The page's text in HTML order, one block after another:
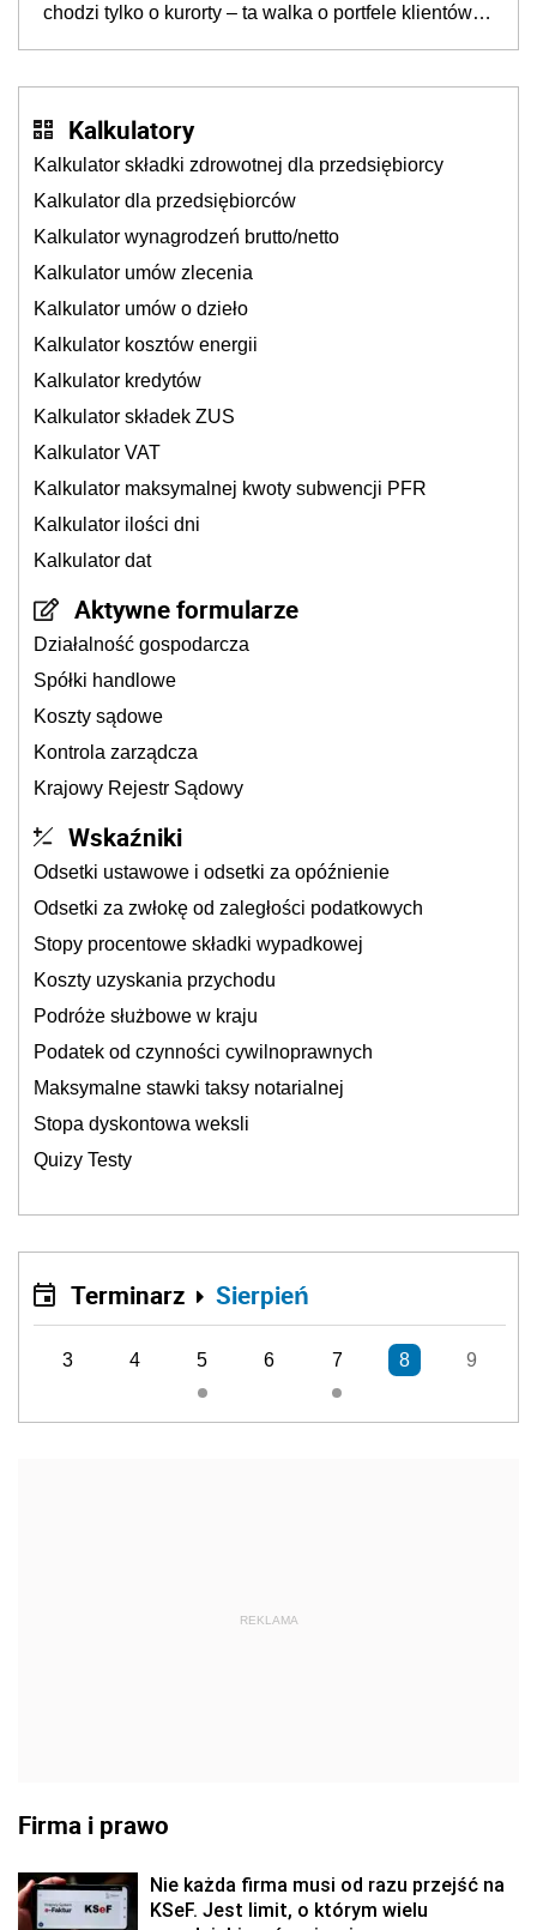
chodzi tylko o kurorty – ta walka o portfele klientów
Kalkulatory
Kalkulator składki zdrowotnej dla przedsiębiorcy
Kalkulator dla przedsiębiorców
Kalkulator wynagrodzeń brutto/netto
Kalkulator umów zlecenia
Kalkulator umów o dzieło
Kalkulator kosztów energii
Kalkulator kredytów
Kalkulator składek ZUS
Kalkulator VAT
Kalkulator maksymalnej kwoty subwencji PFR
Kalkulator ilości dni
Kalkulator dat
Aktywne formularze
Działalność gospodarcza
Spółki handlowe
Koszty sądowe
Kontrola zarządcza
Krajowy Rejestr Sądowy
Wskaźniki
Odsetki ustawowe i odsetki za opóźnienie
Odsetki za zwłokę od zaległości podatkowych
Stopy procentowe składki wypadkowej
Koszty uzyskania przychodu
Podróże służbowe w kraju
Podatek od czynności cywilnoprawnych
Maksymalne stawki taksy notarialnej
Stopa dyskontowa weksli
Quizy Testy
Terminarz Sierpień
3 4 5 6 7 8 9
REKLAMA
Firma i prawo
Nie każda firma musi od razu przejść na
KSeF. Jest limit, o którym wielu